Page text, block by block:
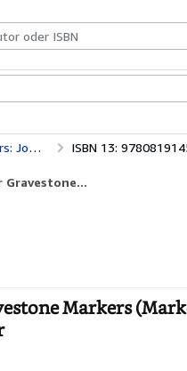
Markers: v.3: Journal of the Association for Gravestone Markers (Markers: Journal of the Association for Gravestone Markers) ISBN 13:
Markers